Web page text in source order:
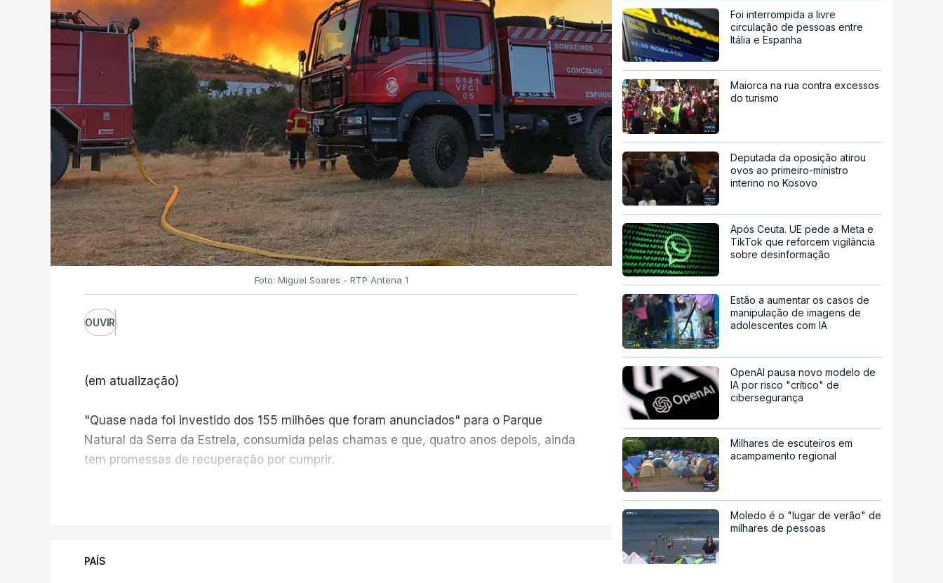
Foto: Miguel Soares - RTP Antena 1
OUVIR
(em atualização)
"Quase nada foi investido dos 155 milhões que foram anunciados" para o Parque
Natural da Serra da Estrela, consumida pelas chamas e que, quatro anos depois, ainda
tem promessas de recuperação por cumprir.
PAÍS
Foi interrompida a livre
circulação de pessoas entre
Itália e Espanha
Maiorca na rua contra excessos
do turismo
Deputada da oposição atirou
ovos ao primeiro-ministro
interino no Kosovo
Após Ceuta. UE pede a Meta e
TikTok que reforcem vigilância
sobre desinformação
Estão a aumentar os casos de
manipulação de imagens de
adolescentes com IA
OpenAI pausa novo modelo de
IA por risco "crítico" de
cibersegurança
Milhares de escuteiros em
acampamento regional
Moledo é o "lugar de verão" de
milhares de pessoas